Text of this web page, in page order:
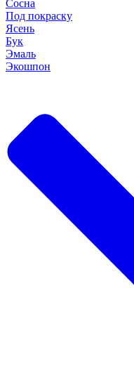
Сосна
Под покраску
Ясень
Бук
Эмаль
Экошпон